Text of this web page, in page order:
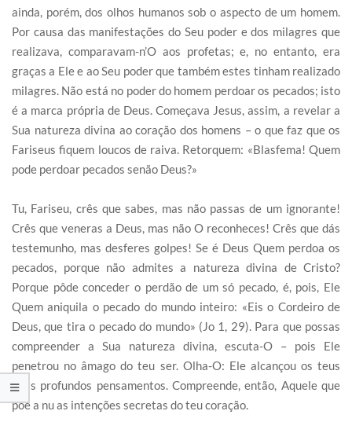
ainda, porém, dos olhos humanos sob o aspecto de um homem.
Por causa das manifestações do Seu poder e dos milagres que
realizava, comparavam-n’O aos profetas; e, no entanto, era
graças a Ele e ao Seu poder que também estes tinham realizado
milagres. Não está no poder do homem perdoar os pecados; isto
é a marca própria de Deus. Começava Jesus, assim, a revelar a
Sua natureza divina ao coração dos homens – o que faz que os
Fariseus fiquem loucos de raiva. Retorquem: «Blasfema! Quem
pode perdoar pecados senão Deus?»
Tu, Fariseu, crês que sabes, mas não passas de um ignorante!
Crês que veneras a Deus, mas não O reconheces! Crês que dás
testemunho, mas desferes golpes! Se é Deus Quem perdoa os
pecados, porque não admites a natureza divina de Cristo?
Porque pôde conceder o perdão de um só pecado, é, pois, Ele
Quem aniquila o pecado do mundo inteiro: «Eis o Cordeiro de
Deus, que tira o pecado do mundo» (Jo 1, 29). Para que possas
compreender a Sua natureza divina, escuta-O – pois Ele
penetrou no âmago do teu ser. Olha-O: Ele alcançou os teus
mais profundos pensamentos. Compreende, então, Aquele que
põe a nu as intenções secretas do teu coração.